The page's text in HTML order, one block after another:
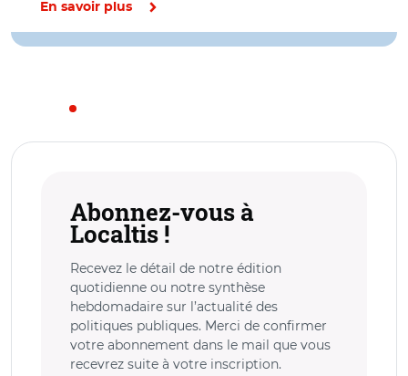
En savoir plus
Abonnez-vous à
Localtis !
Recevez le détail de notre édition
quotidienne ou notre synthèse
hebdomadaire sur l’actualité des
politiques publiques. Merci de confirmer
votre abonnement dans le mail que vous
recevrez suite à votre inscription.